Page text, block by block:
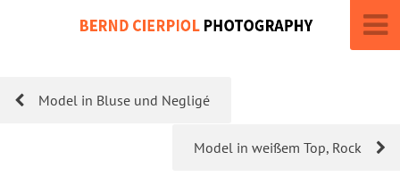
Model in Bluse und Negligé
Model in weißem Top, Rock